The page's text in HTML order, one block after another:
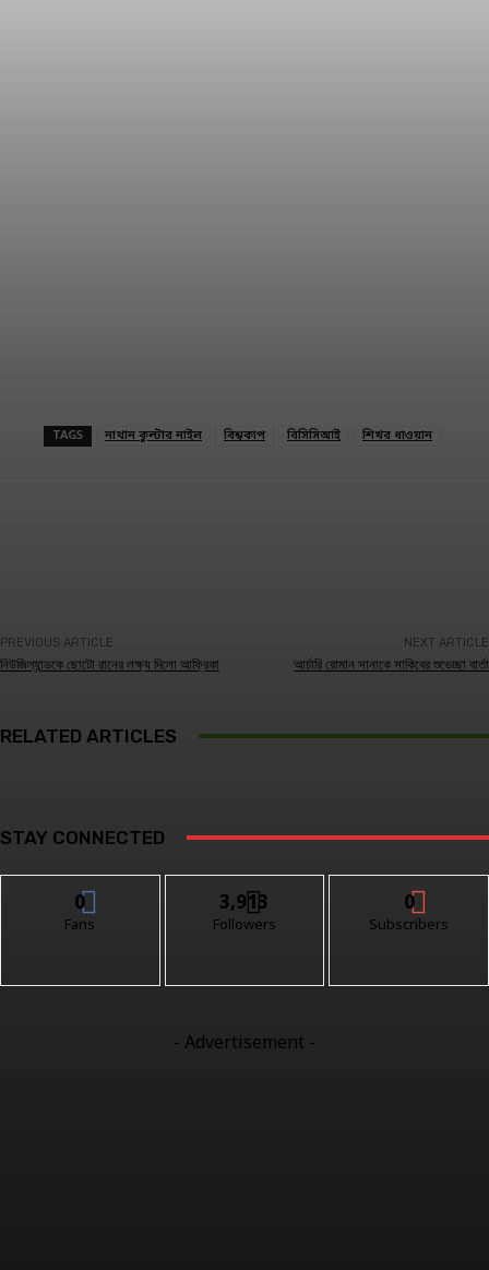
TAGS নাথান কুল্টার নাইল বিশ্বকাপ বিসিসিআই শিখর ধাওয়ান
PREVIOUS ARTICLE
নিউজিল্যান্ডকে ছোটো রানের লক্ষ্য দিলো আফ্রিকা
NEXT ARTICLE
আর্চারি রোমান সানাকে সাকিবের শুভেচ্ছা বার্তা
RELATED ARTICLES
STAY CONNECTED
0
Fans
3,913
Followers
0
Subscribers
- Advertisement -